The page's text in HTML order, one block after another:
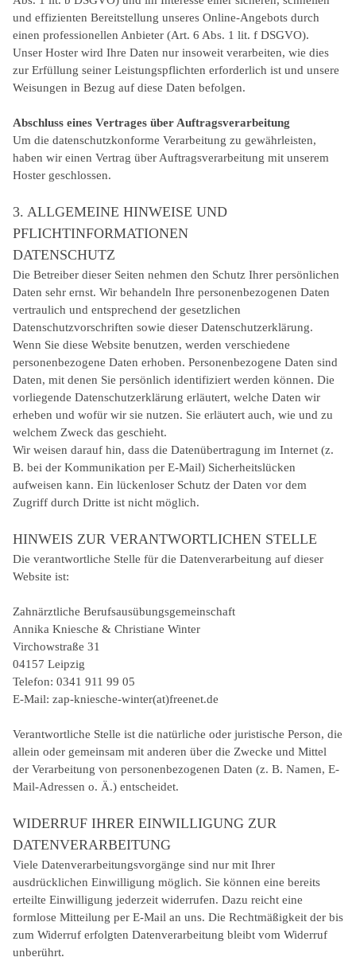
und effizienten Bereitstellung unseres Online-Angebots durch
einen professionellen Anbieter (Art. 6 Abs. 1 lit. f DSGVO).
Unser Hoster wird Ihre Daten nur insoweit verarbeiten, wie dies
zur Erfüllung seiner Leistungspflichten erforderlich ist und unsere
Weisungen in Bezug auf diese Daten befolgen.
Abschluss eines Vertrages über Auftragsverarbeitung
Um die datenschutzkonforme Verarbeitung zu gewährleisten,
haben wir einen Vertrag über Auftragsverarbeitung mit unserem
Hoster geschlossen.
3. ALLGEMEINE HINWEISE UND
PFLICHTINFORMATIONEN
DATENSCHUTZ
Die Betreiber dieser Seiten nehmen den Schutz Ihrer persönlichen
Daten sehr ernst. Wir behandeln Ihre personenbezogenen Daten
vertraulich und entsprechend der gesetzlichen
Datenschutzvorschriften sowie dieser Datenschutzerklärung.
Wenn Sie diese Website benutzen, werden verschiedene
personenbezogene Daten erhoben. Personenbezogene Daten sind
Daten, mit denen Sie persönlich identifiziert werden können. Die
vorliegende Datenschutzerklärung erläutert, welche Daten wir
erheben und wofür wir sie nutzen. Sie erläutert auch, wie und zu
welchem Zweck das geschieht.
Wir weisen darauf hin, dass die Datenübertragung im Internet (z.
B. bei der Kommunikation per E-Mail) Sicherheitslücken
aufweisen kann. Ein lückenloser Schutz der Daten vor dem
Zugriff durch Dritte ist nicht möglich.
HINWEIS ZUR VERANTWORTLICHEN STELLE
Die verantwortliche Stelle für die Datenverarbeitung auf dieser
Website ist:
Zahnärztliche Berufsausübungsgemeinschaft
Annika Kniesche & Christiane Winter
Virchowstraße 31
04157 Leipzig
Telefon: 0341 911 99 05
E-Mail: zap-kniesche-winter(at)freenet.de
Verantwortliche Stelle ist die natürliche oder juristische Person, die
allein oder gemeinsam mit anderen über die Zwecke und Mittel
der Verarbeitung von personenbezogenen Daten (z. B. Namen, E-
Mail-Adressen o. Ä.) entscheidet.
WIDERRUF IHRER EINWILLIGUNG ZUR
DATENVERARBEITUNG
Viele Datenverarbeitungsvorgänge sind nur mit Ihrer
ausdrücklichen Einwilligung möglich. Sie können eine bereits
erteilte Einwilligung jederzeit widerrufen. Dazu reicht eine
formlose Mitteilung per E-Mail an uns. Die Rechtmäßigkeit der bis
zum Widerruf erfolgten Datenverarbeitung bleibt vom Widerruf
unberührt.